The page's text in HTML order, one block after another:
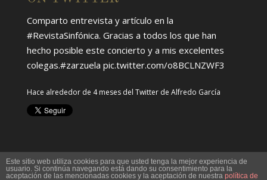
Comparto entrevista y artículo en la
#RevistaSinfónica. Gracias a todos los que han
hecho posible este concierto y a mis excelentes
colegas.#zarzuela pic.twitter.com/o8BCLNZWF3
Hace alrededor de 4 mesesdel Twitter de Alfredo García
Este sitio web utiliza cookies para que usted tenga la mejor experiencia de
usuario. Si continúa navegando está dando su consentimiento para la
aceptación de las mencionadas cookies y la aceptación de nuestra política de